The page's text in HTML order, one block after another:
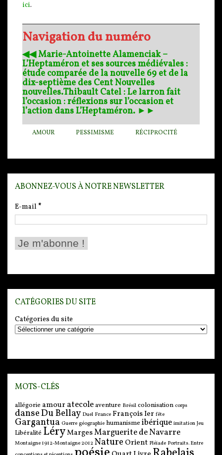
ici.
Navigation du numéro
◀︎◀︎ Marie-Antoinette Alamenciak –
L’Heptaméron et ses sources médiévales :
étude comparée de la nouvelle 69 et de la
dix-septième des Cent Nouvelles
nouvelles.Thibault Catel : Le larron fait
l’occasion : réflexions sur l’occasion et
l’action dans L’Heptaméron. ►►
AMOUR PESSIMISME RÉCIPROCITÉ
ABONNEZ-VOUS À NOTRE NEWSLETTER
E-mail *
CATÉGORIES DU SITE
Catégories du site
MOTS-CLÉS
allégorie amour atecoleaventure Brésil colonisation corps
danseDu Bellay Duel France François Ier fête
Gargantua Guerre géographie humanisme ibérique imitation Jeu
Libéralité LéryMargesMarguerite de Navarre
Montaigne 1912-Montaigne 2012 Nature Orient Pléiade Portraits. Entre